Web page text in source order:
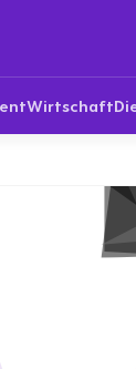
Wirtschaft